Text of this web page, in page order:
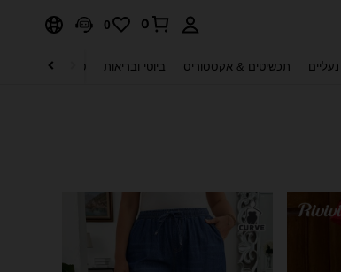
0
0
נעליים תכשיטים & אקססוריס ביוטי ובריאות טקסטיל לבית